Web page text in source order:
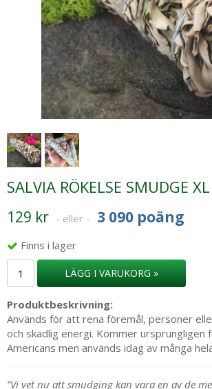
SALVIA RÖKELSE SMUDGE
129 kr - eller - 3 090 poäng
Finns i lager
LÄGG I VARUKORG »
Produktbeskrivning:
Används för att rena föremål, personer
och skadlig energi. Kommer ursprungligen
Americans men används idag av många
”Vi vet nu att smudging kan vara en av de